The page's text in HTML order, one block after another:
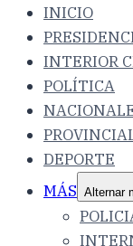
INICIO
INTERIOR
POLÍTICA
DEPORTE
MÁS Alternar